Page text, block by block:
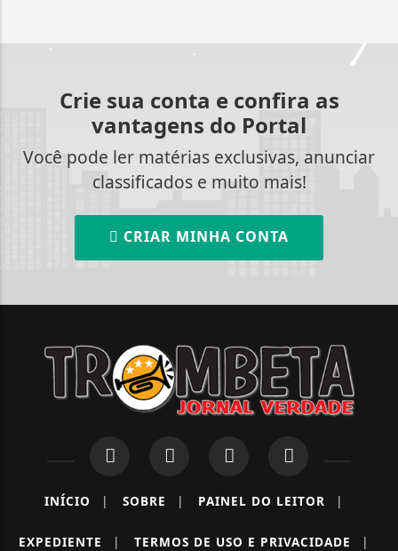
Crie sua conta e confira as
vantagens do Portal
Você pode ler matérias exclusivas, anunciar
classificados e muito mais!
CRIAR MINHA CONTA
INÍCIO | SOBRE | PAINEL DO LEITOR |
EXPEDIENTE | TERMOS DE USO E PRIVACIDADE |